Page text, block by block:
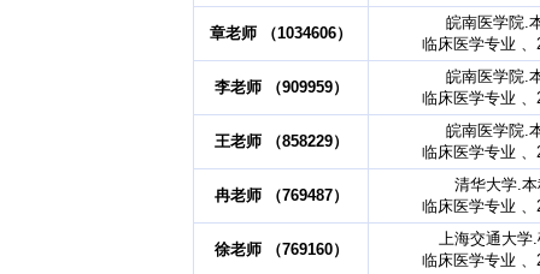
章老师 （1034606）
皖南医学院.
临床医学专业 、
李老师 （909959）
皖南医学院.
临床医学专业 、
王老师 （858229）
皖南医学院.
临床医学专业 、
冉老师 （769487）
清华大学.
临床医学专业 、
徐老师 （769160）
上海交通大学
临床医学专业 、